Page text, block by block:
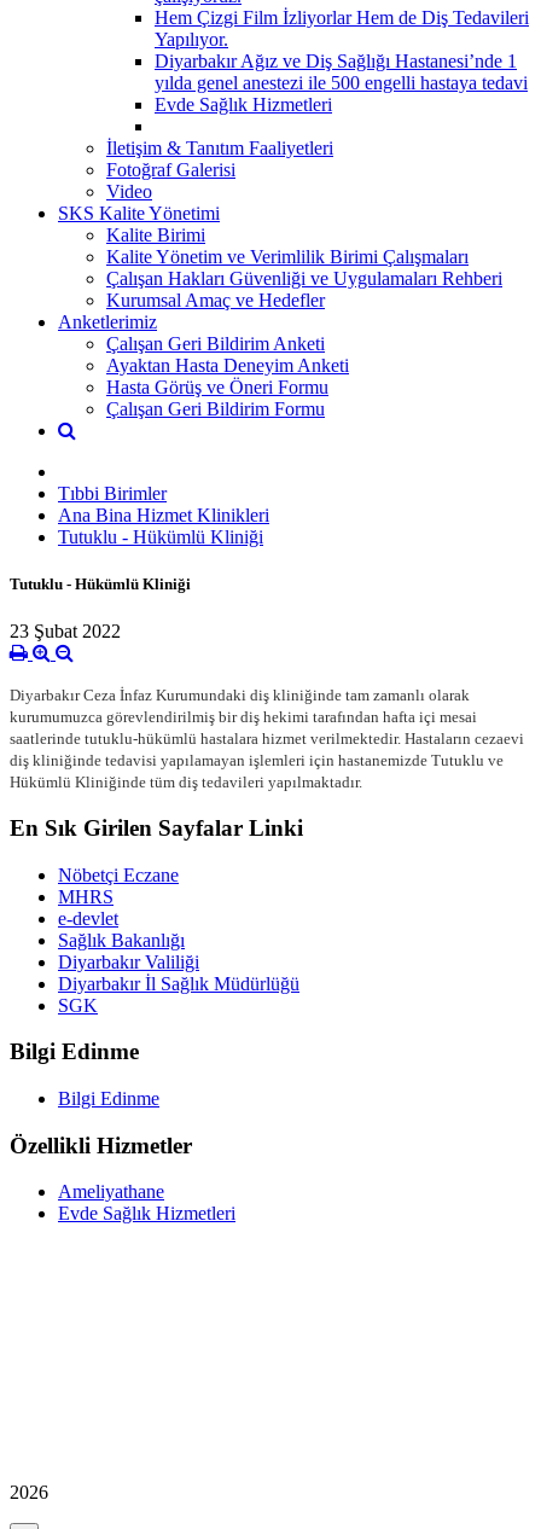
Hem Çizgi Film İzliyorlar Hem de Diş Tedavileri
Yapılıyor.
Diyarbakır Ağız ve Diş Sağlığı Hastanesi’nde 1
yılda genel anestezi ile 500 engelli hastaya tedavi
Evde Sağlık Hizmetleri
İletişim & Tanıtım Faaliyetleri
Fotoğraf Galerisi
Video
SKS Kalite Yönetimi
Kalite Birimi
Kalite Yönetim ve Verimlilik Birimi Çalışmaları
Çalışan Hakları Güvenliği ve Uygulamaları Rehberi
Kurumsal Amaç ve Hedefler
Anketlerimiz
Çalışan Geri Bildirim Anketi
Ayaktan Hasta Deneyim Anketi
Hasta Görüş ve Öneri Formu
Çalışan Geri Bildirim Formu
Tıbbi Birimler
Ana Bina Hizmet Klinikleri
Tutuklu - Hükümlü Kliniği
Tutuklu - Hükümlü Kliniği
23 Şubat 2022
Diyarbakır Ceza İnfaz Kurumundaki diş kliniğinde tam zamanlı olarak
kurumumuzca görevlendirilmiş bir diş hekimi tarafından hafta içi mesai
saatlerinde tutuklu-hükümlü hastalara hizmet verilmektedir. Hastaların cezaevi
diş kliniğinde tedavisi yapılamayan işlemleri için hastanemizde Tutuklu ve
Hükümlü Kliniğinde tüm diş tedavileri yapılmaktadır.
En Sık Girilen Sayfalar Linki
Nöbetçi Eczane
MHRS
e-devlet
Sağlık Bakanlığı
Diyarbakır Valiliği
Diyarbakır İl Sağlık Müdürlüğü
SGK
Bilgi Edinme
Bilgi Edinme
Özellikli Hizmetler
Ameliyathane
Evde Sağlık Hizmetleri
2026